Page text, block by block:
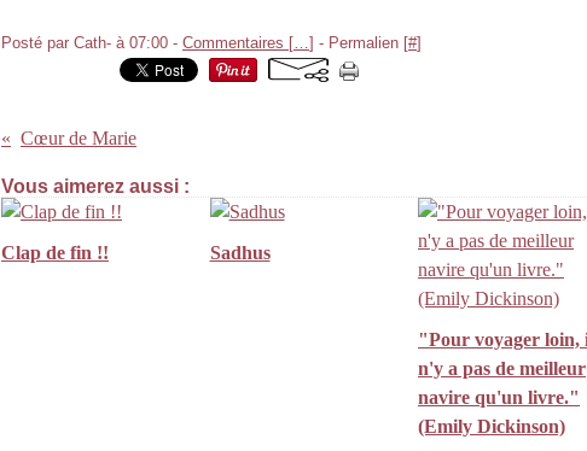
Posté par Cath- à 07:00 - Commentaires […] - Permalien [#]
Cœur de Marie
Vous aimerez aussi :
Clap de fin !! Sadhus
"Pour voyager loin,
n'y a pas de meilleur
navire qu'un livre."
(Emily Dickinson)